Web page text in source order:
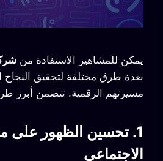
يمكن للمشاهير الاستفادة من
بعدة طرق مختلفة لتحقيق
مسيرتهم الرقمية. تتضمن أبرز
1. تحسين الظهور على
الاجتماعي